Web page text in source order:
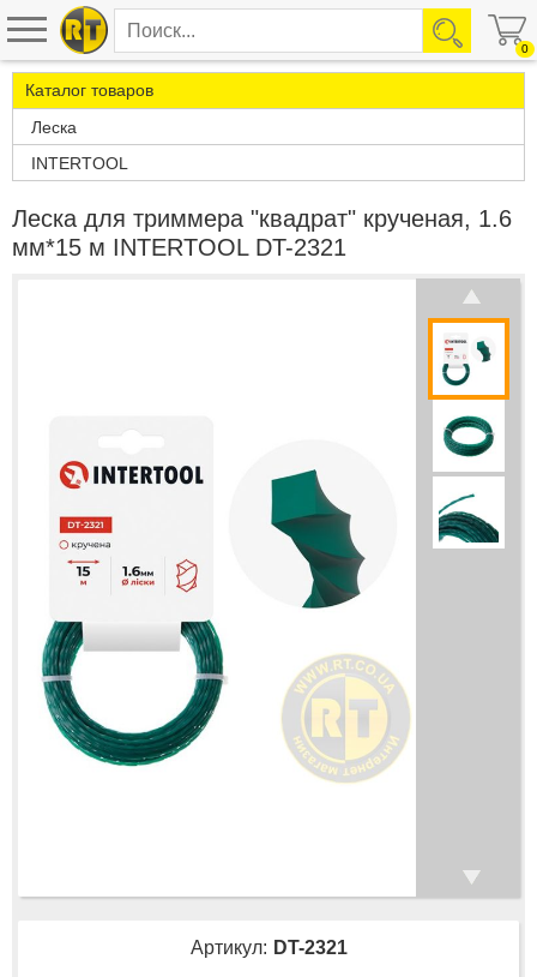
0
Каталог товаров
Леска
INTERTOOL
Леска для триммера "квадрат" крученая, 1.6
мм*15 м INTERTOOL DT-2321
Артикул: DT-2321